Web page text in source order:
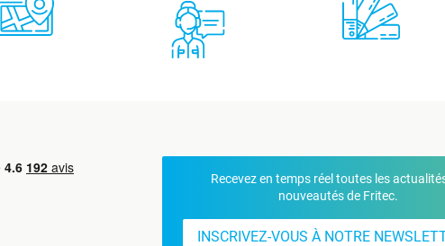
Recevez en temps réel toutes les
nouveautés de Fritec.
INSCRIVEZ-VOUS À NOTRE